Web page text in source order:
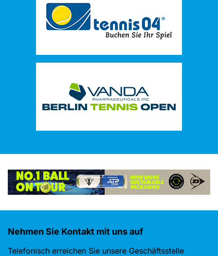
Nehmen Sie Kontakt mit uns auf
Telefonisch erreichen Sie unsere Geschäftsstelle